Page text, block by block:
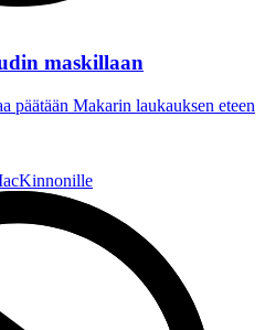
maskillaan
päätään Makarin laukauksen eteen